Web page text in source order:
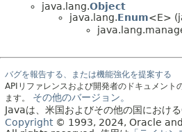
java.lang.Object
java.lang.Enum<E>
バグを報告する、または機能強化を提案する
APIリファレンスおよび開発者のドキュメント
ます。
その他のバージョン。
Javaは、米国およびその他の国におけ
Copyright© 1993, 2024, Oracle